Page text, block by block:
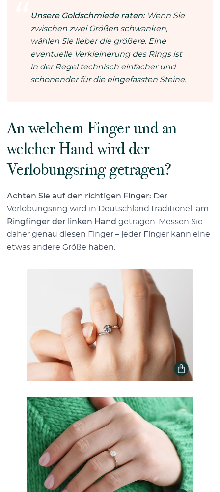
Unsere Goldschmiede raten:Wenn Sie
zwischen zwei Größen schwanken,
wählen Sie lieber die größere. Eine
eventuelle Verkleinerung des Rings ist
in der Regel technisch einfacher und
schonender für die eingefassten Steine.
An welchem Finger und an
welcher Hand wird der
Verlobungsring getragen?
Achten Sie auf den richtigen Finger: Der
Verlobungsring wird in Deutschland traditionell am
Ringfinger der linken Hand getragen. Messen Sie
daher genau diesen Finger – jeder Finger kann eine
etwas andere Größe haben.